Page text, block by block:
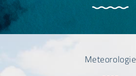
Meteorologie